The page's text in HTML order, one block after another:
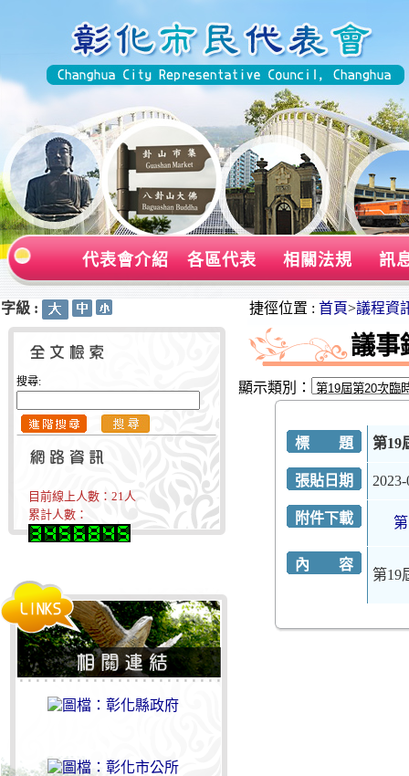
代表會介紹 各區代表 相關法規 訊
字級 :
搜尋:
目前線上人數： 21人
累計人數：
捷徑位置 : 首頁>議程資
議事
顯示類別：
標 題 第19
張貼日期
附件下載
內 容
第19